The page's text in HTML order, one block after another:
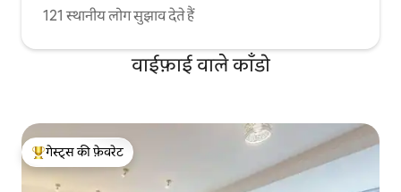
121 स्थानीय लोग सुझाव देते हैं
वाईफ़ाई वाले काँडो
गेस्ट्स का टॉप फ़ेवरेट
गेस्ट्स की फ़ेवरेट